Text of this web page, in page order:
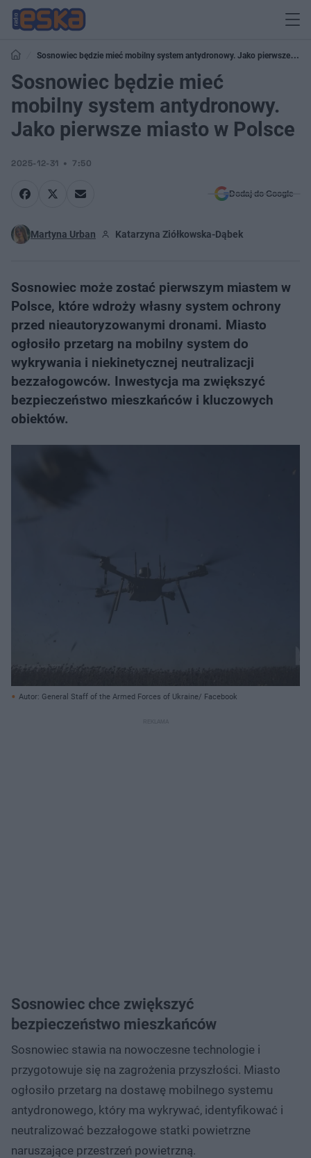
Sosnowiec będzie mieć mobilny system antydronowy. Jako pierwsze
miasto w Polsce
Sosnowiec będzie mieć
mobilny system antydronowy.
Jako pierwsze miasto w Polsce
2025-12-31 7:50
Dodaj do Google
Martyna Urban Katarzyna Ziółkowska-Dąbek
Sosnowiec może zostać pierwszym miastem w
Polsce, które wdroży własny system ochrony
przed nieautoryzowanymi dronami. Miasto
ogłosiło przetarg na mobilny system do
wykrywania i niekinetycznej neutralizacji
bezzałogowców. Inwestycja ma zwiększyć
bezpieczeństwo mieszkańców i kluczowych
obiektów.
Autor: General Staff of the Armed Forces of Ukraine/ Facebook
Sosnowiec chce zwiększyć
bezpieczeństwo mieszkańców
Sosnowiec stawia na nowoczesne technologie i
przygotowuje się na zagrożenia przyszłości. Miasto
ogłosiło przetarg na dostawę mobilnego systemu
antydronowego, który ma wykrywać, identyfikować i
neutralizować bezzałogowe statki powietrzne
naruszające przestrzeń powietrzną.